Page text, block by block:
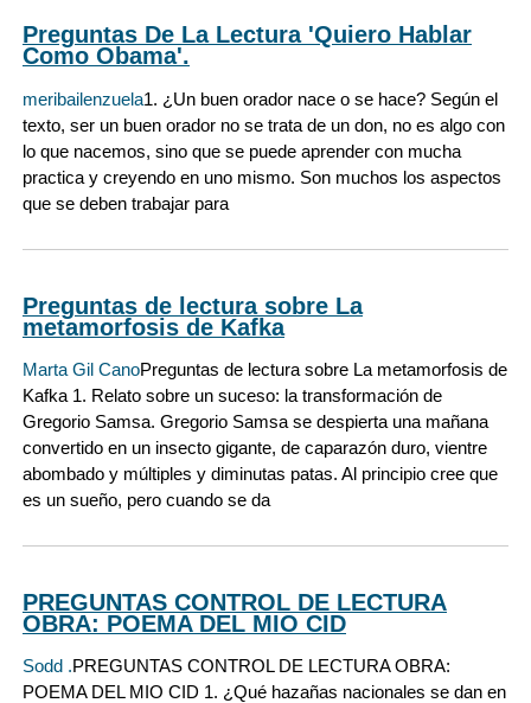
Preguntas De La Lectura 'Quiero Hablar
Como Obama'.
meribailenzuela1. ¿Un buen orador nace o se hace? Según el
texto, ser un buen orador no se trata de un don, no es algo con
lo que nacemos, sino que se puede aprender con mucha
practica y creyendo en uno mismo. Son muchos los aspectos
que se deben trabajar para
Preguntas de lectura sobre La
metamorfosis de Kafka
Marta Gil CanoPreguntas de lectura sobre La metamorfosis de
Kafka 1. Relato sobre un suceso: la transformación de
Gregorio Samsa. Gregorio Samsa se despierta una mañana
convertido en un insecto gigante, de caparazón duro, vientre
abombado y múltiples y diminutas patas. Al principio cree que
es un sueño, pero cuando se da
PREGUNTAS CONTROL DE LECTURA
OBRA: POEMA DEL MIO CID
Sodd .PREGUNTAS CONTROL DE LECTURA OBRA:
POEMA DEL MIO CID 1. ¿Qué hazañas nacionales se dan en